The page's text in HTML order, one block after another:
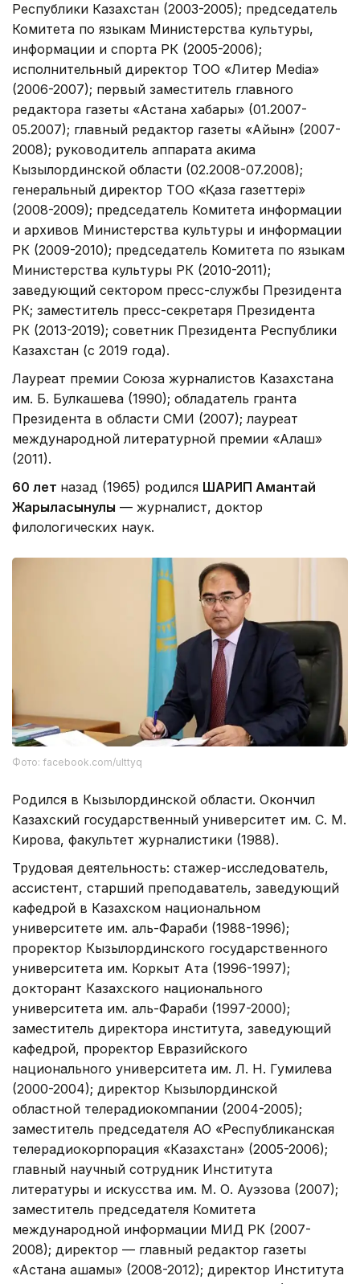
Республики Казахстан (2003-2005); председатель
Комитета по языкам Министерства культуры,
информации и спорта РК (2005-2006);
исполнительный директор ТОО «Литер Media»
(2006-2007); первый заместитель главного
редактора газеты «Астана хабары» (01.2007-
05.2007); главный редактор газеты «Айқын» (2007-
2008); руководитель аппарата акима
Кызылординской области (02.2008-07.2008);
генеральный директор ТОО «Қазақ газеттері»
(2008-2009); председатель Комитета информации
и архивов Министерства культуры и информации
РК (2009-2010); председатель Комитета по языкам
Министерства культуры РК (2010-2011);
заведующий сектором пресс-службы Президента
РК; заместитель пресс-секретаря Президента
РК (2013-2019); советник Президента Республики
Казахстан (с 2019 года).
Лауреат премии Союза журналистов Казахстана
им. Б. Булкашева (1990); обладатель гранта
Президента в области СМИ (2007); лауреат
международной литературной премии «Алаш»
(2011).
60 лет назад (1965) родился ШАРИП Амантай
Жарылқасынулы — журналист, доктор
филологических наук.
Фото: facebook.com/ulttyq
Родился в Кызылординской области. Окончил
Казахский государственный университет им. С. М.
Кирова, факультет журналистики (1988).
Трудовая деятельность: стажер-исследователь,
ассистент, старший преподаватель, заведующий
кафедрой в Казахском национальном
университете им. аль-Фараби (1988-1996);
проректор Кызылординского государственного
университета им. Коркыт Ата (1996-1997);
докторант Казахского национального
университета им. аль-Фараби (1997-2000);
заместитель директора института, заведующий
кафедрой, проректор Евразийского
национального университета им. Л. Н. Гумилева
(2000-2004); директор Кызылординской
областной телерадиокомпании (2004-2005);
заместитель председателя АО «Республиканская
телерадиокорпорация «Казахстан» (2005-2006);
главный научный сотрудник Института
литературы и искусства им. М. О. Ауэзова (2007);
заместитель председателя Комитета
международной информации МИД РК (2007-
2008); директор — главный редактор газеты
«Астана ақшамы» (2008-2012); директор Института